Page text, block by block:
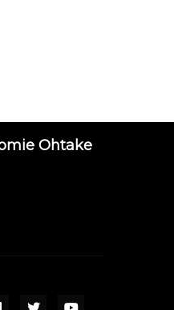
Ohtake